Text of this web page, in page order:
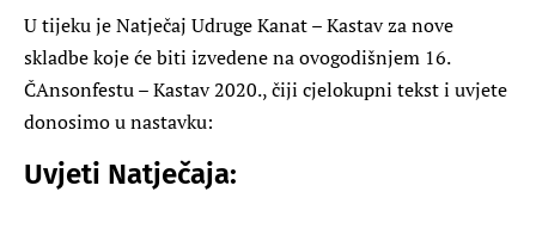
U tijeku je Natječaj Udruge Kanat – Kastav za nove
skladbe koje će biti izvedene na ovogodišnjem 16.
ČAnsonfestu – Kastav 2020., čiji cjelokupni tekst i uvjete
donosimo u nastavku:
Uvjeti Natječaja: